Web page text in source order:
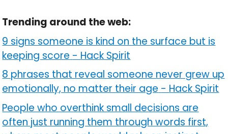
Trending around the web:
9 signs someone is kind on the surface but is
keeping score - Hack Spirit
8 phrases that reveal someone never grew up
emotionally, no matter their age-Hack Spirit
People who overthink small decisions are
often just running them through words first,